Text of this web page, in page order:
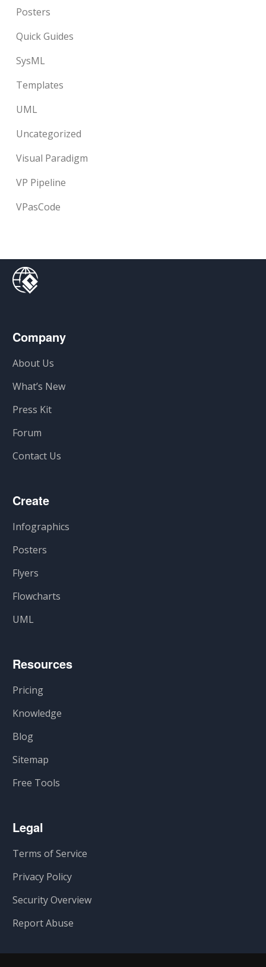
Posters
Quick Guides
SysML
Templates
UML
Uncategorized
Visual Paradigm
VP Pipeline
VPasCode
Company
About Us
What’s New
Press Kit
Forum
Contact Us
Create
Infographics
Posters
Flyers
Flowcharts
UML
Resources
Pricing
Knowledge
Blog
Sitemap
Free Tools
Legal
Terms of Service
Privacy Policy
Security Overview
Report Abuse